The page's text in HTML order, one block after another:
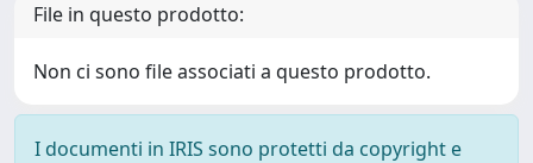
File in questo prodotto:
Non ci sono file associati a questo prodotto.
I documenti in IRIS sono protetti da copyright e